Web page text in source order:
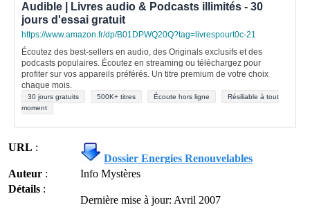
Audible | Livres audio & Podcasts illimités - 30
jours d'essai gratuit
https://www.amazon.fr/dp/B01DPWQ20Q?tag=livrespourt0c-21
Écoutez des best-sellers en audio, des Originals exclusifs et des
podcasts populaires. Écoutez en streaming ou téléchargez pour
profiter sur vos appareils préférés. Un titre premium de votre choix
chaque mois.
30 jours gratuits 500K+ titres Écoute hors ligne
Résiliable à tout
moment
URL :
Dossier Energies Renouvelables
Auteur :
Info Mystères
Détails :
Dernière mise à jour: Avril 2007